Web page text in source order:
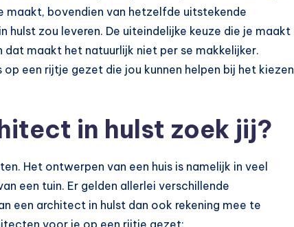
maakt, bovendien van hetzelfde uitstekende
hulst zou leveren. De uiteindelijke keuze die je maakt
maakt het natuurlijk niet per se makkelijker.
een rijtje gezet die jou kunnen helpen bij het kiezen
in hulst zoek jij?
Het ontwerpen van een huis is namelijk in veel
een tuin. Er gelden allerlei verschillende
een architect in hulst dan ook rekening mee te
voor je op een rijtje gezet: